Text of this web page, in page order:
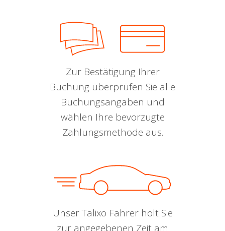
Zur Bestätigung Ihrer
Buchung überprüfen Sie alle
Buchungsangaben und
wählen Ihre bevorzugte
Zahlungsmethode aus.
Unser Talixo Fahrer holt Sie
zur angegebenen Zeit am